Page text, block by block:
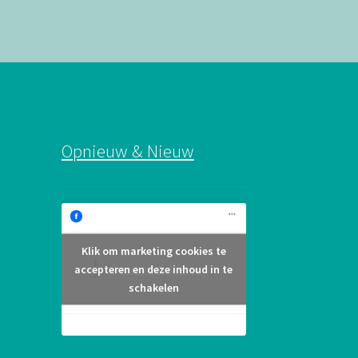
Opnieuw & Nieuw
Opnieuw & Nieuw
Klik om marketing cookies te
accepteren en deze inhoud in te
schakelen